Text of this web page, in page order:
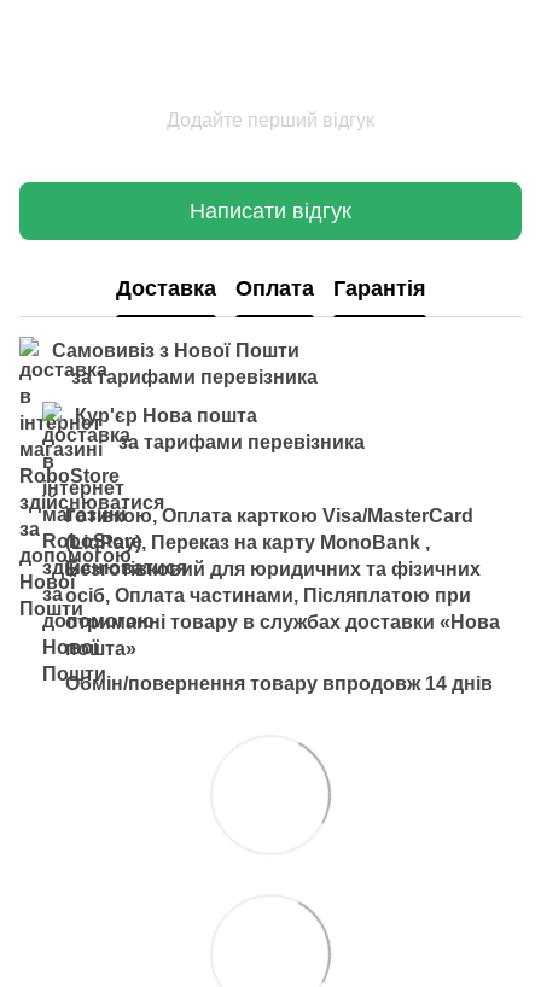
Додайте перший відгук
Написати відгук
Доставка Оплата Гарантія
Самовивіз з Нової Пошти
за тарифами перевізника
Кур'єр Нова пошта
за тарифами перевізника
Готівкою, Оплата карткою Visa/MasterCard
(LiqPay), Переказ на карту MonoBank ,
Безготівковий для юридичних та фізичних
осіб, Оплата частинами, Післяплатою при
отриманні товару в службах доставки «Нова
пошта»
Обмін/повернення товару впродовж 14 днів